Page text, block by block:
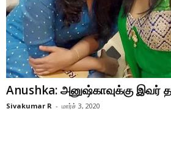
Anushka: அனுஷ்காவுக்கு இவர்
Sivakumar R - மார்ச் 3, 2020